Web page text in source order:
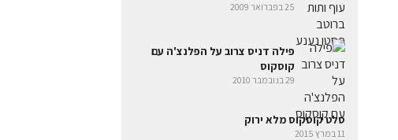
25 בפברואר 2009
פילה דניס צרוב על הפלנצ'ה עם
קוסקוס
29 בנובמבר 2010
סלט קוסקוס מלא ירוק
11 במרץ 2015